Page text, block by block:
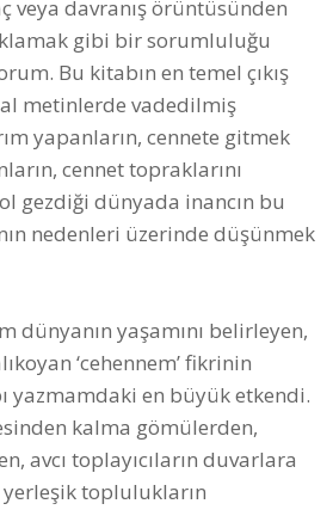
gibi bir sorumluluğu
Bu kitabın en temel çıkış
metinlerde vadedilmiş
yapanların, cennete gitmek
cennet topraklarını
gezdiği dünyada inancın bu
nedenleri üzerinde düşünmek
‘cehennem’ fikrinin
yazmamdaki en büyük etkendi.
kalma gömülerden,
avcı toplayıcıların duvarlara
toplulukların
kafataslarından, Mısır’ın